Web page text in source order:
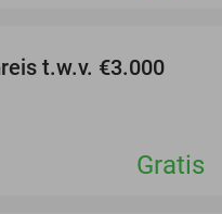
t.w.v. €3.000
Gratis